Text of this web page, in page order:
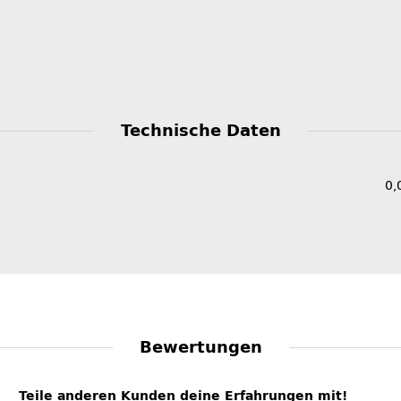
Technische Daten
Bewertungen
Teile anderen Kunden deine Erfahrungen mit!